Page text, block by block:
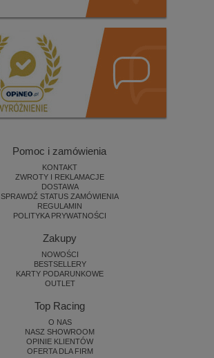
Pomoc i zamówienia
KONTAKT
ZWROTY I REKLAMACJE
DOSTAWA
SPRAWDŹ STATUS ZAMÓWIENIA
REGULAMIN
POLITYKA PRYWATNOŚCI
Zakupy
NOWOŚCI
BESTSELLERY
KARTY PODARUNKOWE
OUTLET
Top Racing
O NAS
NASZ SHOWROOM
OPINIE KLIENTÓW
OFERTA DLA FIRM